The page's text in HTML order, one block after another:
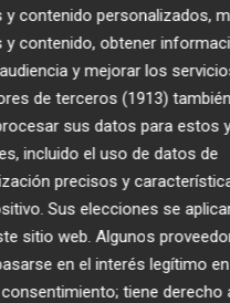
en un
sobre cómo
homosexuales
les perseguían. En
su
la película, y
aprende cómo
y reprimirse de
Sin embargo, en
y contenido personalizados,
y contenido, obtener
y mejorar los
de terceros (1913) también
sus datos para estos
incluido el uso de datos de
precisos y
Sus elecciones se
sitio web. Algunos
en el interés legítimo en
tiene derecho